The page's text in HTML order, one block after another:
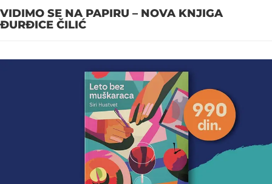
VIDIMO SE NA PAPIRU – NOVA KNJIGA
ĐURĐICE ČILIĆ